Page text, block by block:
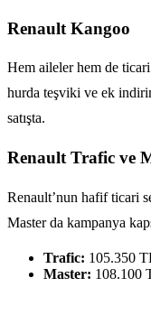
Renault Kangoo
Hem aileler hem de
hurda teşviki ve ek
satışta.
Renault Trafic ve
Renault’nun hafif ticari
Master da kampanya
Trafic: 105.350
Master: 108.100